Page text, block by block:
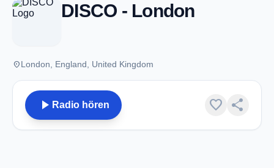
DISCO - London
placeLondon, England, United Kingdom
play_arrow Radio hören favorite share